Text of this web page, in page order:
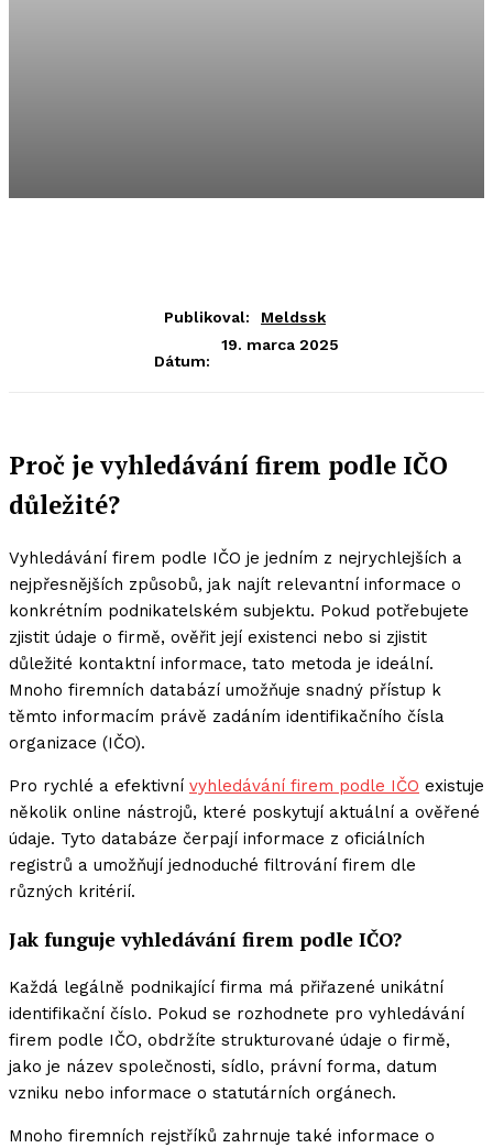
Publikoval: Meldssk
Dátum:
19. marca 2025
Proč je vyhledávání firem podle IČO
důležité?
Vyhledávání firem podle IČO je jedním z nejrychlejších a
nejpřesnějších způsobů, jak najít relevantní informace o
konkrétním podnikatelském subjektu. Pokud potřebujete
zjistit údaje o firmě, ověřit její existenci nebo si zjistit
důležité kontaktní informace, tato metoda je ideální.
Mnoho firemních databází umožňuje snadný přístup k
těmto informacím právě zadáním identifikačního čísla
organizace (IČO).
Pro rychlé a efektivní vyhledávání firem podle IČO existuje
několik online nástrojů, které poskytují aktuální a ověřené
údaje. Tyto databáze čerpají informace z oficiálních
registrů a umožňují jednoduché filtrování firem dle
různých kritérií.
Jak funguje vyhledávání firem podle IČO?
Každá legálně podnikající firma má přiřazené unikátní
identifikační číslo. Pokud se rozhodnete pro vyhledávání
firem podle IČO, obdržíte strukturované údaje o firmě,
jako je název společnosti, sídlo, právní forma, datum
vzniku nebo informace o statutárních orgánech.
Mnoho firemních rejstříků zahrnuje také informace o